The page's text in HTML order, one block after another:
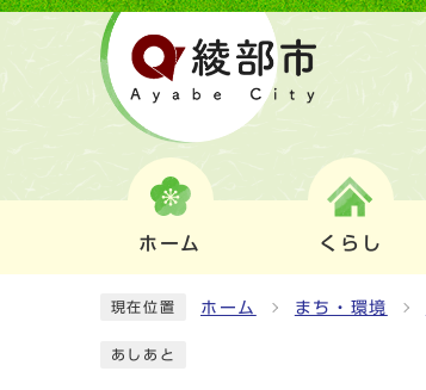
ホーム くらし
現在位置 ホーム まち・環境
あしあと